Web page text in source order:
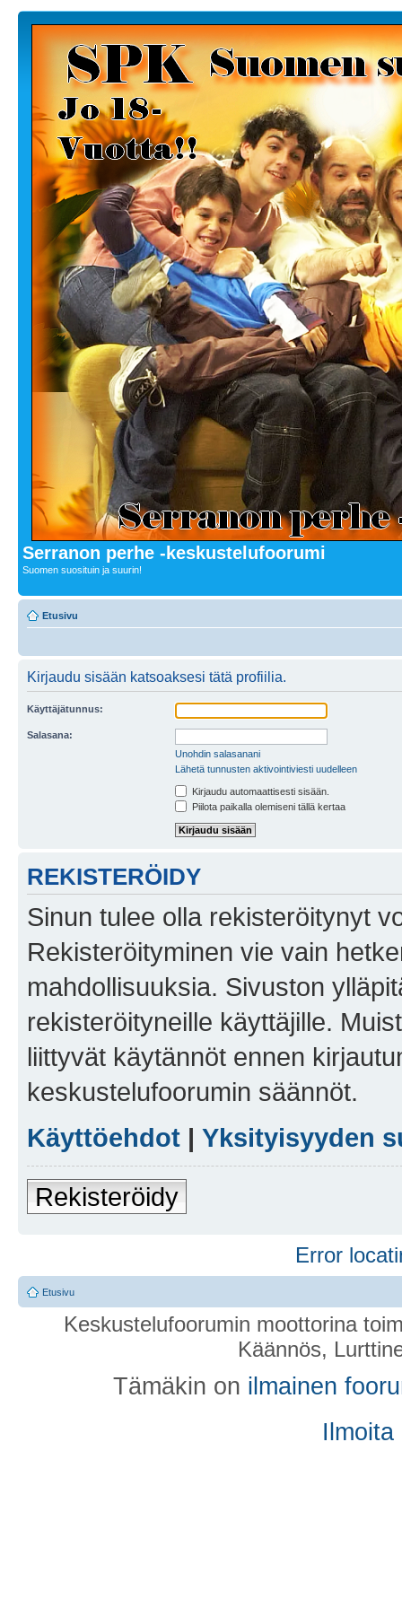
Serranon perhe -keskustelufoorumi
Suomen suosituin ja suurin!
Etusivu
Kirjaudu sisään katsoaksesi tätä profiilia.
Käyttäjätunnus:
Salasana:
Unohdin salasanani
Lähetä tunnusten aktivointiviesti uudelleen
Kirjaudu automaattisesti sisään.
Piilota paikalla olemiseni tällä kertaa
REKISTERÖIDY
Sinun tulee olla rekisteröitynyt
Rekisteröityminen vie vain
mahdollisuuksia. Sivuston
rekisteröityneille käyttäjille.
liittyvät käytännöt ennen
keskustelufoorumin säännöt.
Käyttöehdot | Yksityisyyden
Rekisteröidy
Error
Etusivu
Keskustelufoorumin moottorina
Käännös,
Tämäkin on ilmainen